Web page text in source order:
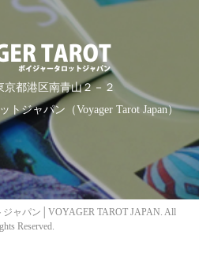
都港区南青山２－２
ジャパン（Voyager Tarot Japan）
ャパン│VOYAGER TAROT JAPAN. All
Reserved.